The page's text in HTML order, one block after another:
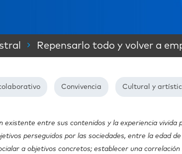
Repensarlo todo y volver a
Convivencia Cultural y
existente entre sus contenidos y la experiencia vivida
perseguidos por las sociedades, entre la edad
a objetivos concretos; establecer una